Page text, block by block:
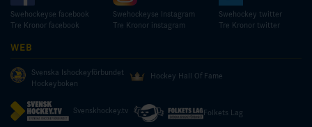
Swehockeyse facebook
Tre Kronor facebook
Swehockeyse Instagram
Tre Kronor instagram
Swehockey twitter
Tre Kronor twitter
WEB
Svenska Ishockeyförbundet
Hockeyboken
Hockey Hall Of Fame
Svenskhockey.tv Folkets Lag